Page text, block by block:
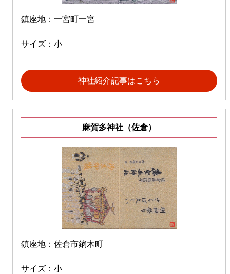
鎮座地：一宮町一宮
サイズ：小
神社紹介記事はこちら
麻賀多神社（佐倉）
鎮座地：佐倉市鏑木町
サイズ：小